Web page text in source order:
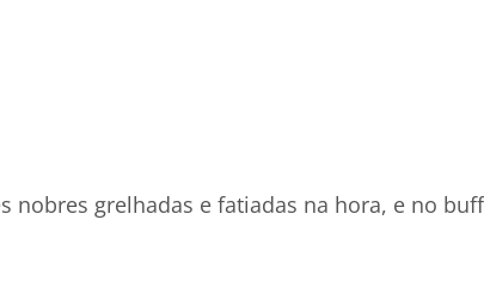
grelhadas e fatiadas na hora, e no